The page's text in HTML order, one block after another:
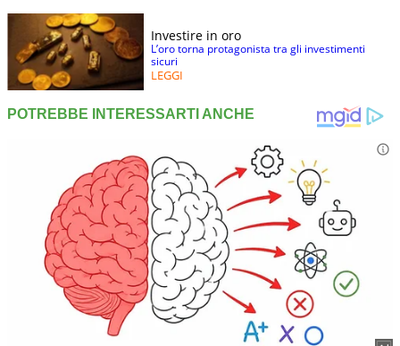
Investire in oro
L’oro torna protagonista tra gli investimenti
sicuri
LEGGI